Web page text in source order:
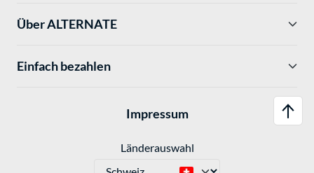
Über ALTERNATE
Einfach bezahlen
Impressum
Länderauswahl